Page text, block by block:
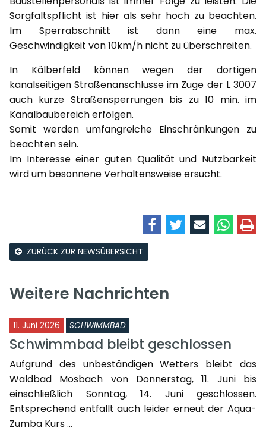
Sorgfaltspflicht ist hier als sehr hoch zu beachten.
Im Sperrabschnitt ist dann eine max.
Geschwindigkeit von 10km/h nicht zu überschreiten.
In Kälberfeld können wegen der dortigen
kanalseitigen Straßenanschlüsse im Zuge der L 3007
auch kurze Straßensperrungen bis zu 10 min. im
Kanalbaubereich erfolgen.
Somit werden umfangreiche Einschränkungen zu
beachten sein.
Im Interesse einer guten Qualität und Nutzbarkeit
wird um besonnene Verhaltensweise ersucht.
ZURÜCK ZUR NEWSÜBERSICHT
Weitere Nachrichten
11. Juni 2026 SCHWIMMBAD
Schwimmbad bleibt geschlossen
Aufgrund des unbeständigen Wetters bleibt das
Waldbad Mosbach von Donnerstag, 11. Juni bis
einschließlich Sonntag, 14. Juni geschlossen.
Entsprechend entfällt auch leider erneut der Aqua-
Zumba Kurs ...